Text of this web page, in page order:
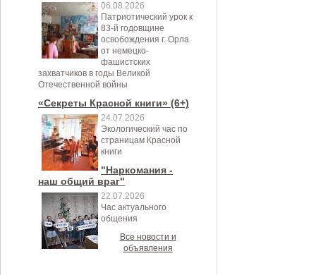
06.08.2026
Патриотический урок к
83-й годовщине
освобождения г. Орла
от немецко-
фашистских
захватчиков в годы Великой
Отечественной войны
«Секреты Красной книги» (6+)
24.07.2026
Экологический час по
страницам Красной
книги
"Наркомания -
наш общий враг"
22.07.2026
Час актуального
общения
Все новости и
объявления